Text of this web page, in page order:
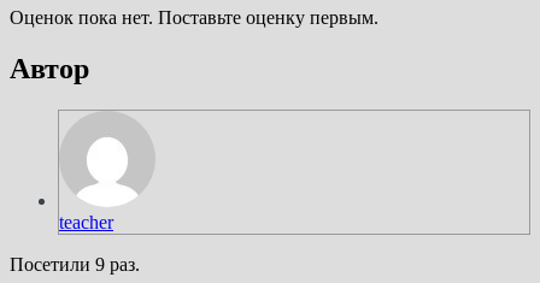
Оценок пока нет. Поставьте оценку первым.
Автор
teacher
Посетили 9 раз.